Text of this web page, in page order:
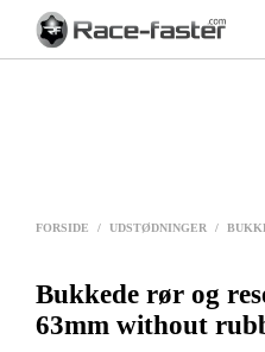
FORSIDE / UDSTØDNINGER /
Bukkede rør og
63mm without